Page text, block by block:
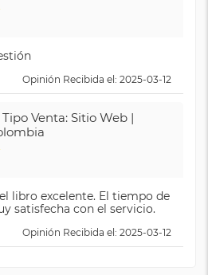
Opinión Recibida el: 2025-03-12
Tipo Venta: Sitio Web |
libro excelente. El tiempo de
satisfecha con el servicio.
Opinión Recibida el: 2025-03-12